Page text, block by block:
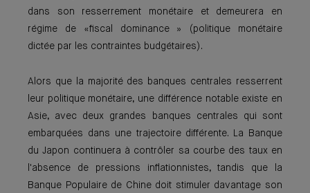
dans son resserrement monétaire et demeurera en
régime de «fiscal dominance » (politique monétaire
dictée par les contraintes budgétaires).
Alors que la majorité des banques centrales resserrent
leur politique monétaire, une différence notable existe en
Asie, avec deux grandes banques centrales qui sont
embarquées dans une trajectoire différente. La Banque
du Japon continuera à contrôler sa courbe des taux en
l'absence de pressions inflationnistes, tandis que la
Banque Populaire de Chine doit stimuler davantage son